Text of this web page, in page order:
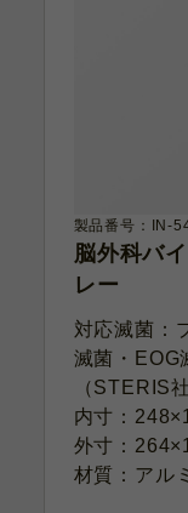
製品番号：IN-
脳外科バ
レー
対応滅菌：
滅菌・EOG
（STERIS社
内寸：
外寸：
材質：アル